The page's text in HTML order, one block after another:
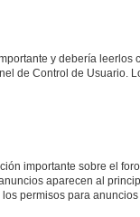
y debería leerlos
de Control de Usuario.
importante sobre el
aparecen al
permisos para